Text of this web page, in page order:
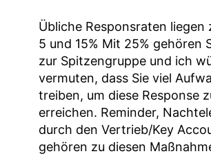
Übliche Responsraten liegen
5 und 15% Mit 25% gehören
zur Spitzengruppe und ich
vermuten, dass Sie viel
treiben, um diese Response
erreichen. Reminder,
durch den Vertrieb/Key
gehören zu diesen